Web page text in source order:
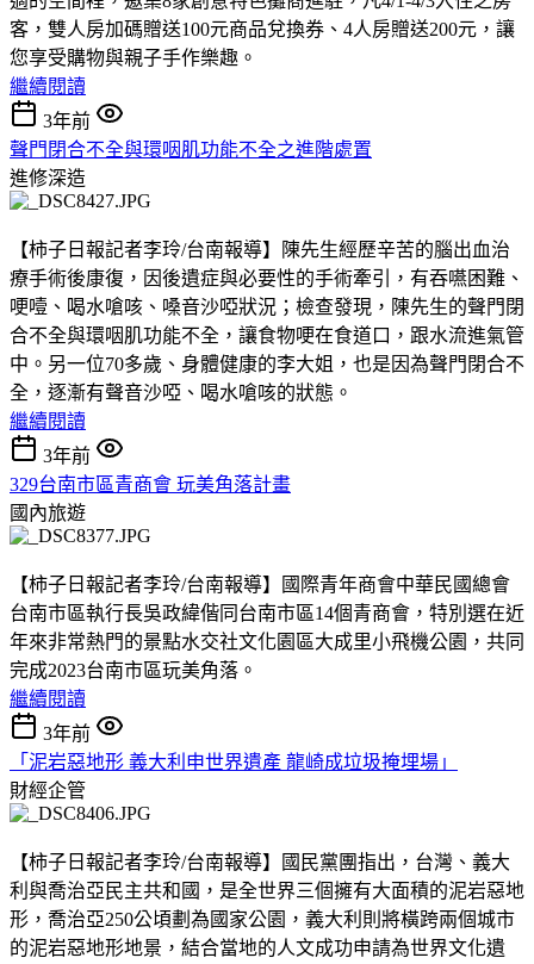
客，雙人房加碼贈送100元商品兌換券、4人房贈送200元，讓
您享受購物與親子手作樂趣。
繼續閱讀
3年前
聲門閉合不全與環咽肌功能不全之進階處置
進修深造
【柿子日報記者李玲/台南報導】陳先生經歷辛苦的腦出血治
療手術後康復，因後遺症與必要性的手術牽引，有吞嚥困難、
哽噎、喝水嗆咳、嗓音沙啞狀況；檢查發現，陳先生的聲門閉
合不全與環咽肌功能不全，讓食物哽在食道口，跟水流進氣管
中。另一位70多歲、身體健康的李大姐，也是因為聲門閉合不
全，逐漸有聲音沙啞、喝水嗆咳的狀態。
繼續閱讀
3年前
329台南市區青商會 玩美角落計畫
國內旅遊
【柿子日報記者李玲/台南報導】國際青年商會中華民國總會
台南市區執行長吳政緯偕同台南市區14個青商會，特別選在近
年來非常熱門的景點水交社文化園區大成里小飛機公園，共同
完成2023台南市區玩美角落。
繼續閱讀
3年前
「泥岩惡地形 義大利申世界遺產 龍崎成垃圾掩埋場」
財經企管
【柿子日報記者李玲/台南報導】國民黨團指出，台灣、義大
利與喬治亞民主共和國，是全世界三個擁有大面積的泥岩惡地
形，喬治亞250公頃劃為國家公園，義大利則將橫跨兩個城市
的泥岩惡地形地景，結合當地的人文成功申請為世界文化遺